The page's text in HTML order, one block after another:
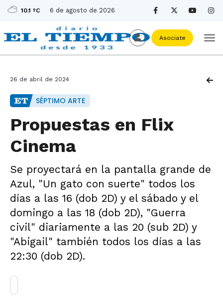
10.1 ºC 6 de agosto de 2026
Asociate
26 de abril de 2024
SÉPTIMO ARTE
Propuestas en Flix
Cinema
Se proyectará en la pantalla grande de
Azul, "Un gato con suerte" todos los
días a las 16 (dob 2D) y el sábado y el
domingo a las 18 (dob 2D), "Guerra
civil" diariamente a las 20 (sub 2D) y
"Abigail" también todos los días a las
22:30 (dob 2D).